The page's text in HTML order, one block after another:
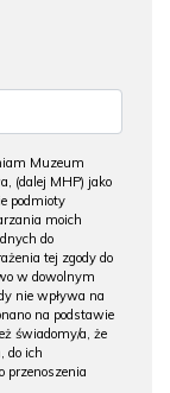
Muzeum
(dalej MHP) jako
podmioty
moich
do
tej zgody do
w dowolnym
nie wpływa na
na podstawie
świadomy/a, że
do ich
przenoszenia